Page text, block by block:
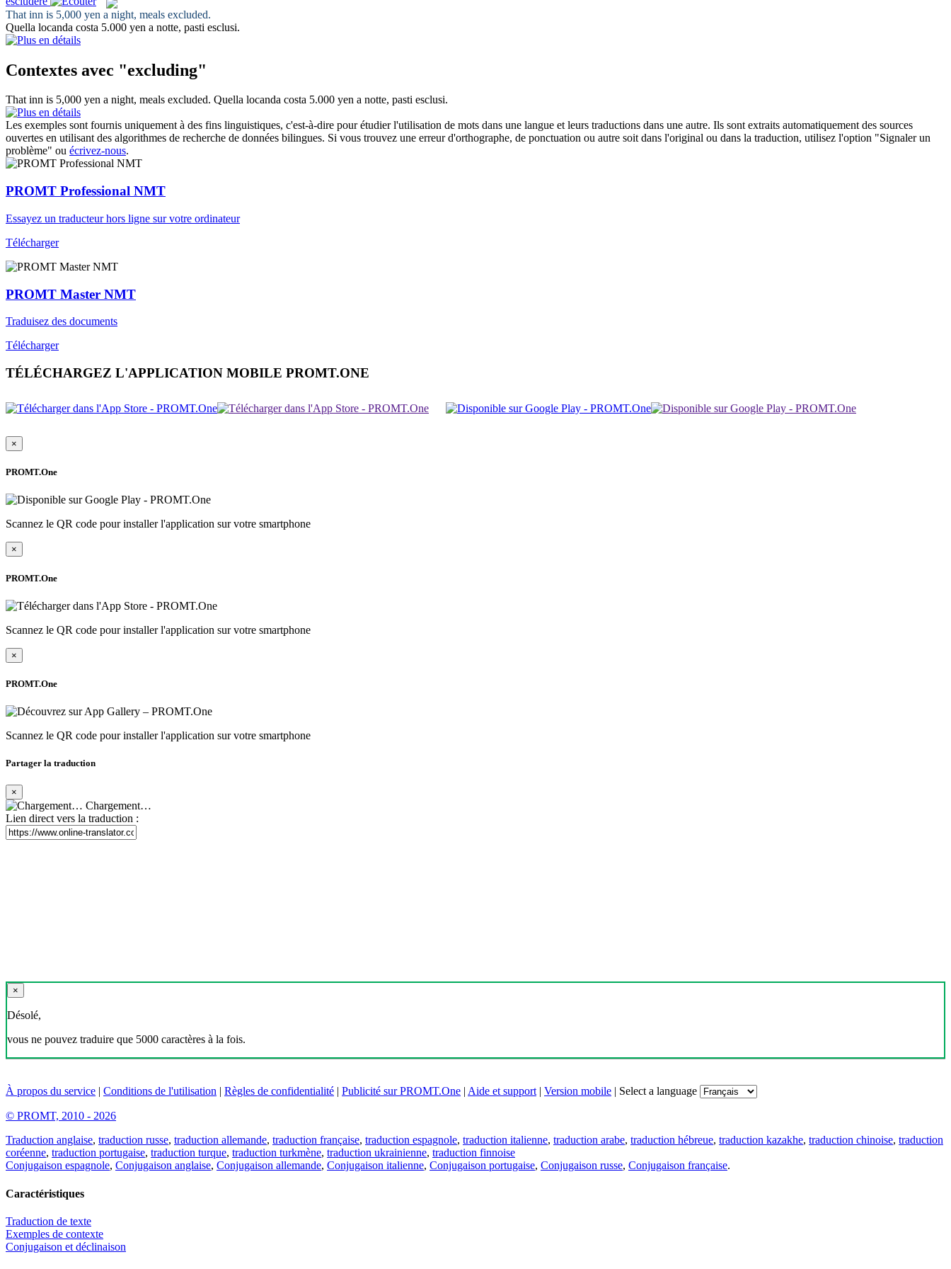
That inn is 5,000 yen a night, meals excluded.
Quella locanda costa 5.000 yen a notte, pasti esclusi.
Contextes avec "excluding"
That inn is 5,000 yen a night, meals excluded. Quella locanda costa 5.000 yen a notte, pasti esclusi.
Les exemples sont fournis uniquement à des fins linguistiques, c'est-à-dire pour étudier l'utilisation de mots dans une langue et leurs traductions dans une autre. Ils sont extraits automatiquement des sources
ouvertes en utilisant des algorithmes de recherche de données bilingues. Si vous trouvez une erreur d'orthographe, de ponctuation ou autre soit dans l'original ou dans la traduction, utilisez l'option "Signaler un
problème" ou écrivez-nous.
PROMT Professional NMT
Essayez un traducteur hors ligne sur votre ordinateur
Télécharger
PROMT Master NMT
Traduisez des documents
Télécharger
TÉLÉCHARGEZ L'APPLICATION MOBILE PROMT.ONE
×
PROMT.One
Scannez le QR code pour installer l'application sur votre smartphone
×
PROMT.One
Scannez le QR code pour installer l'application sur votre smartphone
×
PROMT.One
Scannez le QR code pour installer l'application sur votre smartphone
Partager la traduction
×
Chargement…
Lien direct vers la traduction :
×
Désolé,
vous ne pouvez traduire que 5000 caractères à la fois.
À propos du service | Conditions de l'utilisation | Règles de confidentialité | Publicité sur PROMT.One | Aide et support| Version mobile | Select a language
© PROMT, 2010 - 2026
Traduction anglaise, traduction russe, traduction allemande, traduction française, traduction espagnole, traduction italienne, traduction arabe, traduction hébreue, traduction kazakhe, traduction chinoise, traduction
coréenne, traduction portugaise, traduction turque, traduction turkmène, traduction ukrainienne, traduction finnoise
Conjugaison espagnole, Conjugaison anglaise, Conjugaison allemande, Conjugaison italienne, Conjugaison portugaise, Conjugaison russe, Conjugaison française.
Caractéristiques
Traduction de texte
Exemples de contexte
Conjugaison et déclinaison